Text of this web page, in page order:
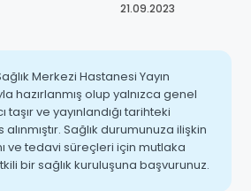
21.09.2023
Merkezi Hastanesi Yayın
hazırlanmış olup yalnızca genel
ve yayınlandığı tarihteki
Sağlık durumunuza ilişkin
ve tedavi süreçleri için mutlaka
bir sağlık kuruluşuna başvurunuz.